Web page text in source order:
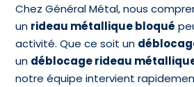
Chez Général Métal, nous
un rideau métallique bloqué
activité. Que ce soit un
un déblocage rideau
notre équipe intervient